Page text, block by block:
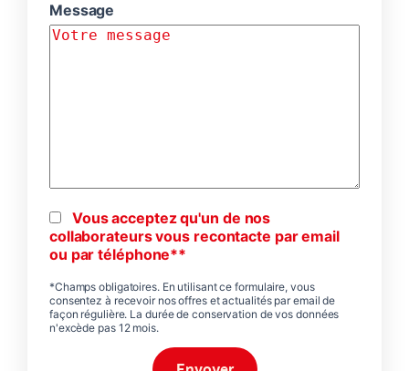
Message
Vous acceptez qu'un de nos
collaborateurs vous recontacte par email
ou par téléphone**
*Champs obligatoires. En utilisant ce formulaire, vous
consentez à recevoir nos offres et actualités par email de
façon régulière. La durée de conservation de vos données
n'excède pas 12 mois.